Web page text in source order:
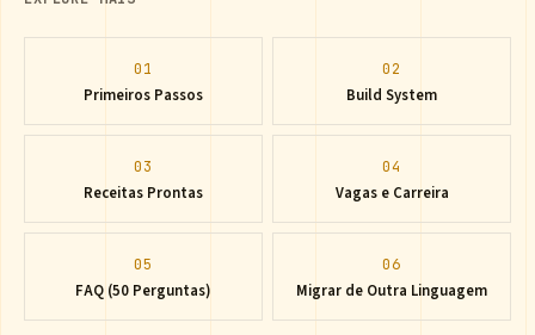
01
Primeiros Passos
02
Build System
03
Receitas Prontas
04
Vagas e Carreira
05
FAQ (50 Perguntas)
06
Migrar de Outra Linguagem